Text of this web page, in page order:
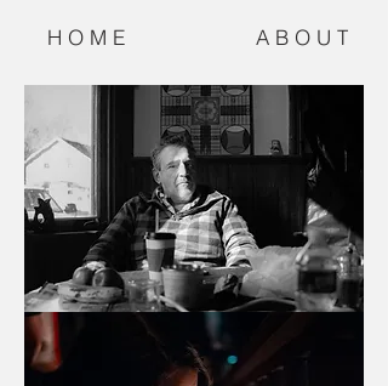
H O M E A B O U T